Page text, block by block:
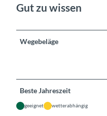
Gut zu wissen
Wegebeläge
Beste Jahreszeit
geeignet wetterabhängig